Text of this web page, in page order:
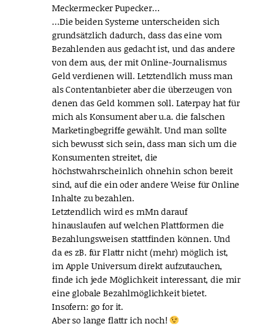
Meckermecker Pupecker…
…Die beiden Systeme unterscheiden sich
grundsätzlich dadurch, dass das eine vom
Bezahlenden aus gedacht ist, und das andere
von dem aus, der mit Online-Journalismus
Geld verdienen will. Letztendlich muss man
als Contentanbieter aber die überzeugen von
denen das Geld kommen soll. Laterpay hat für
mich als Konsument aber u.a. die falschen
Marketingbegriffe gewählt. Und man sollte
sich bewusst sich sein, dass man sich um die
Konsumenten streitet, die
höchstwahrscheinlich ohnehin schon bereit
sind, auf die ein oder andere Weise für Online
Inhalte zu bezahlen.
Letztendlich wird es mMn darauf
hinauslaufen auf welchen Plattformen die
Bezahlungsweisen stattfinden können. Und
da es zB. für Flattr nicht (mehr) möglich ist,
im Apple Universum direkt aufzutauchen,
finde ich jede Möglichkeit interessant, die mir
eine globale Bezahlmöglichkeit bietet.
Insofern: go for it.
Aber so lange flattr ich noch!